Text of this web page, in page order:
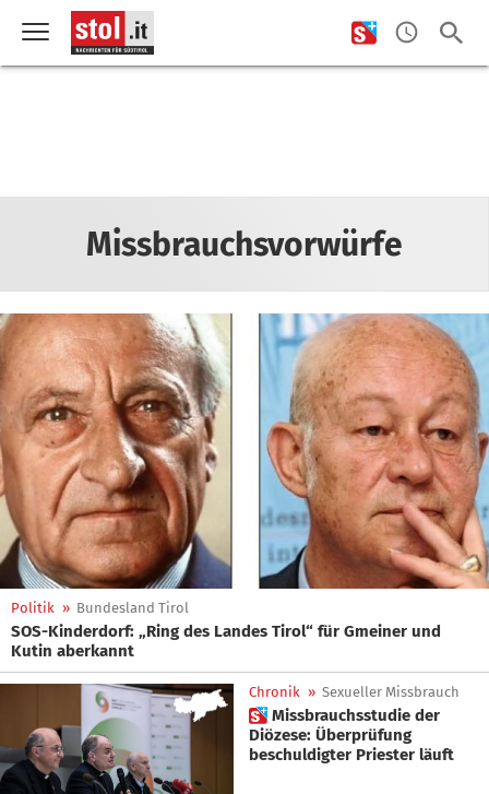
Missbrauchsvorwürfe
Politik » Bundesland Tirol
SOS-Kinderdorf: „Ring des Landes Tirol“ für Gmeiner und
Kutin aberkannt
Chronik » Sexueller Missbrauch
 Missbrauchsstudie der
Diözese: Überprüfung
beschuldigter Priester läuft